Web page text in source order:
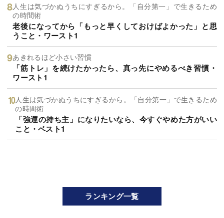
人生は気づかぬうちにすぎるから。「自分第一」で生きるため
の時間術
老後になってから「もっと早くしておけばよかった」と思
うこと・ワースト1
あきれるほど小さい習慣
「筋トレ」を続けたかったら、真っ先にやめるべき習慣・
ワースト1
人生は気づかぬうちにすぎるから。「自分第一」で生きるため
の時間術
「強運の持ち主」になりたいなら、今すぐやめた方がいい
こと・ベスト1
ランキング一覧